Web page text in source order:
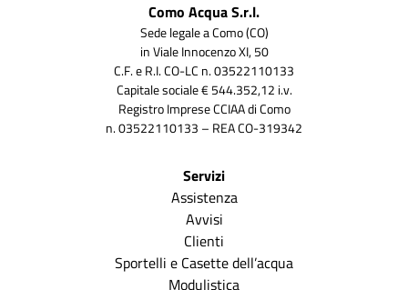
Como Acqua S.r.l.
Sede legale a Como (CO)
in Viale Innocenzo XI, 50
C.F. e R.I. CO-LC n. 03522110133
Capitale sociale € 544.352,12 i.v.
Registro Imprese CCIAA di Como
n. 03522110133 – REA CO-319342
Servizi
Assistenza
Avvisi
Clienti
Sportelli e Casette dell’acqua
Modulistica